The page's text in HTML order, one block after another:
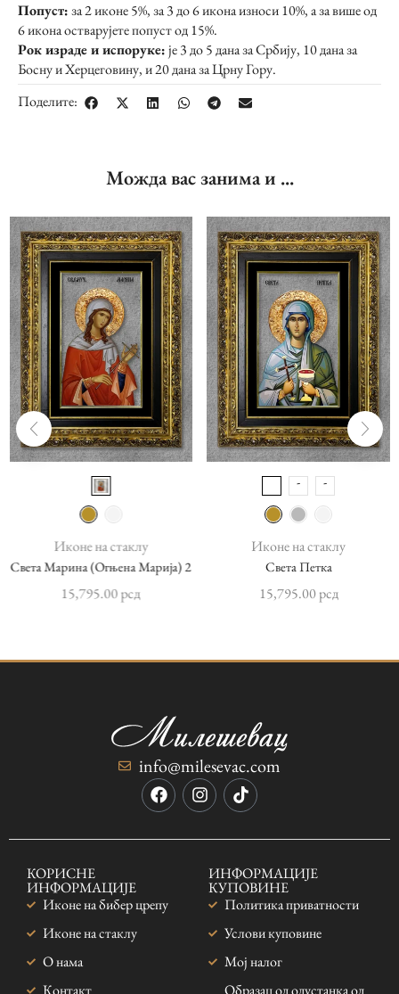
Попуст:за 2 иконе 5%, за 3 до 6 икона износи 10%, а за више од
6 икона остварујете попуст од 15%.
Рок израде и испоруке:је 3 до 5 дана за Србију, 10 дана за
Босну и Херцеговину, и 20 дана за Црну Гору.
Поделите:
Можда вас занима и ...
Иконе на стаклу
Света Марина (Огњена Марија) 2
15,795.00рсд
Иконе на стаклу
Света Петка
15,795.00рсд
info@milesevac.com
КОРИСНЕ
ИНФОРМАЦИЈЕ
Иконе на бибер црепу
Иконе на стаклу
О нама
Контакт
ИНФОРМАЦИЈЕ
КУПОВИНЕ
Политика приватности
Услови куповине
Мој налог
Образац од одустанка од